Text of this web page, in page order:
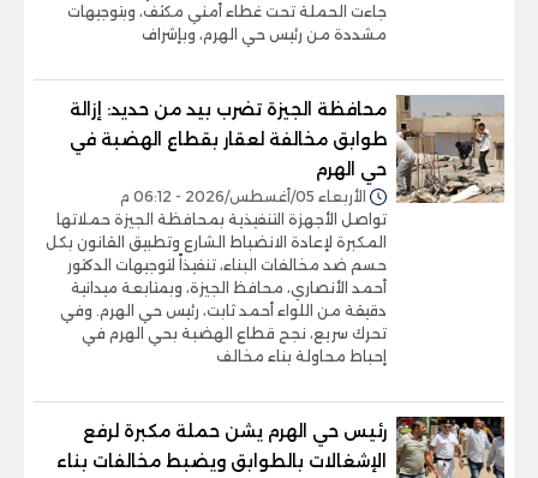
جاءت الحملة تحت غطاء أمني مكثف، وبتوجيهات
مشددة من رئيس حي الهرم، وبإشراف
محافظة الجيزة تضرب بيد من حديد: إزالة
طوابق مخالفة لعقار بقطاع الهضبة في
حي الهرم
الأربعاء 05/أغسطس/2026 - 06:12 م
تواصل الأجهزة التنفيذية بمحافظة الجيزة حملاتها
المكبرة لإعادة الانضباط الشارع وتطبيق القانون بكل
حسم ضد مخالفات البناء، تنفيذاً لتوجيهات الدكتور
أحمد الأنصاري، محافظ الجيزة، وبمتابعة ميدانية
دقيقة من اللواء أحمد ثابت، رئيس حي الهرم. وفي
تحرك سريع، نجح قطاع الهضبة بحي الهرم في
إحباط محاولة بناء مخالف
رئيس حي الهرم يشن حملة مكبرة لرفع
الإشغالات بالطوابق ويضبط مخالفات بناء